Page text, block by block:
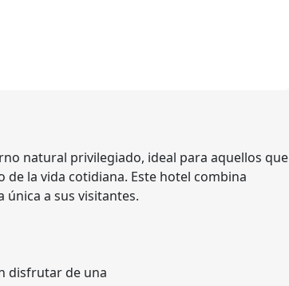
natural privilegiado, ideal para aquellos que
la vida cotidiana. Este hotel combina
única a sus visitantes.
disfrutar de una